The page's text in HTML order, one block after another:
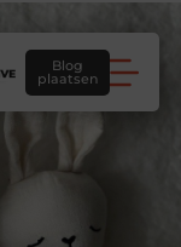
Blog
plaatsen